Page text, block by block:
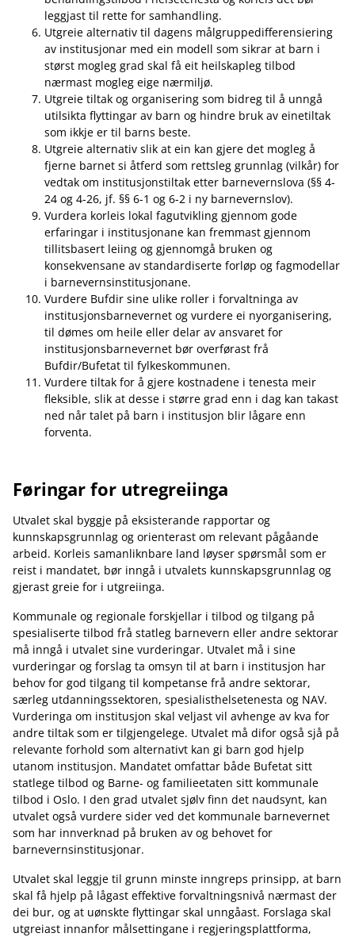
leggjast til rette for samhandling.
Utgreie alternativ til dagens målgruppedifferensiering
av institusjonar med ein modell som sikrar at barn i
størst mogleg grad skal få eit heilskapleg tilbod
nærmast mogleg eige nærmiljø.
Utgreie tiltak og organisering som bidreg til å unngå
utilsikta flyttingar av barn og hindre bruk av einetiltak
som ikkje er til barns beste.
Utgreie alternativ slik at ein kan gjere det mogleg å
fjerne barnet si åtferd som rettsleg grunnlag (vilkår) for
vedtak om institusjonstiltak etter barnevernslova (§§ 4-
24 og 4-26, jf. §§ 6-1 og 6-2 i ny barnevernslov).
Vurdera korleis lokal fagutvikling gjennom gode
erfaringar i institusjonane kan fremmast gjennom
tillitsbasert leiing og gjennomgå bruken og
konsekvensane av standardiserte forløp og fagmodellar
i barnevernsinstitusjonane.
Vurdere Bufdir sine ulike roller i forvaltninga av
institusjonsbarnevernet og vurdere ei nyorganisering,
til dømes om heile eller delar av ansvaret for
institusjonsbarnevernet bør overførast frå
Bufdir/Bufetat til fylkeskommunen.
Vurdere tiltak for å gjere kostnadene i tenesta meir
fleksible, slik at desse i større grad enn i dag kan takast
ned når talet på barn i institusjon blir lågare enn
forventa.
Føringar for utregreiinga
Utvalet skal byggje på eksisterande rapportar og
kunnskapsgrunnlag og orienterast om relevant pågåande
arbeid. Korleis samanliknbare land løyser spørsmål som er
reist i mandatet, bør inngå i utvalets kunnskapsgrunnlag og
gjerast greie for i utgreiinga.
Kommunale og regionale forskjellar i tilbod og tilgang på
spesialiserte tilbod frå statleg barnevern eller andre sektorar
må inngå i utvalet sine vurderingar. Utvalet må i sine
vurderingar og forslag ta omsyn til at barn i institusjon har
behov for god tilgang til kompetanse frå andre sektorar,
særleg utdanningssektoren, spesialisthelsetenesta og NAV.
Vurderinga om institusjon skal veljast vil avhenge av kva for
andre tiltak som er tilgjengelege. Utvalet må difor også sjå på
relevante forhold som alternativt kan gi barn god hjelp
utanom institusjon. Mandatet omfattar både Bufetat sitt
statlege tilbod og Barne- og familieetaten sitt kommunale
tilbod i Oslo. I den grad utvalet sjølv finn det naudsynt, kan
utvalet også vurdere sider ved det kommunale barnevernet
som har innverknad på bruken av og behovet for
barnevernsinstitusjonar.
Utvalet skal leggje til grunn minste inngreps prinsipp, at barn
skal få hjelp på lågast effektive forvaltningsnivå nærmast der
dei bur, og at uønskte flyttingar skal unngåast. Forslaga skal
utgreiast innanfor målsettingane i regjeringsplattforma,